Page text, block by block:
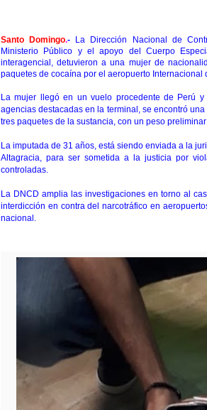
Santo Domingo.- La Dirección Nacional de
Ministerio Público y el apoyo del Cuerpo
interagencial, detuvieron a una mujer de
paquetes de cocaína por el aeropuerto Internacional
La mujer llegó en un vuelo procedente de Perú
agencias destacadas en la terminal, se encontró
tres paquetes de la sustancia, con un peso
La imputada de 31 años, está siendo enviada a la
Altagracia, para ser sometida a la justicia por
controladas.
La DNCD amplia las investigaciones en torno al
interdicción en contra del narcotráfico en
nacional.